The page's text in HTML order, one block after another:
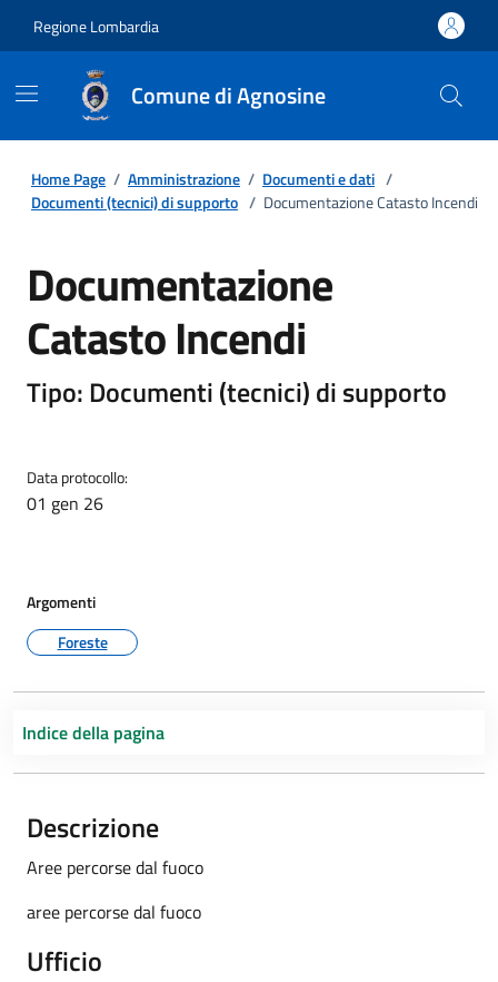
Regione Lombardia
Comune di Agnosine
Home Page / Amministrazione / Documenti e dati /
Documenti (tecnici) di supporto / Documentazione Catasto Incendi
Documentazione
Catasto Incendi
Tipo: Documenti (tecnici) di supporto
Data protocollo:
01 gen 26
Argomenti
Foreste
Indice della pagina
Descrizione
Aree percorse dal fuoco
aree percorse dal fuoco
Ufficio